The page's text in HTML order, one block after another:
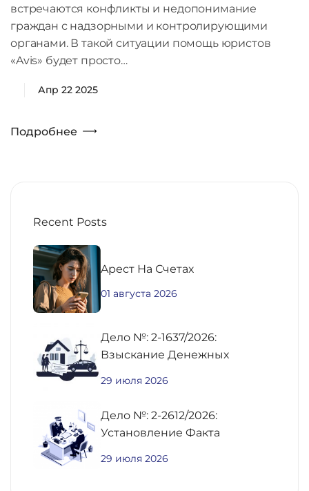
встречаются конфликты и недопонимание
граждан с надзорными и контролирующими
органами. В такой ситуации помощь юристов
«Avis» будет просто…
Апр 22 2025
Подробнее
Recent Posts
Aрест На Счетах
01 августа 2026
Дело №: 2-1637/2026:
Взыскание Денежных
Купли-Продажи
Недвижимости
29 июля 2026
Дело №: 2-2612/2026:
Установление Факта
29 июля 2026